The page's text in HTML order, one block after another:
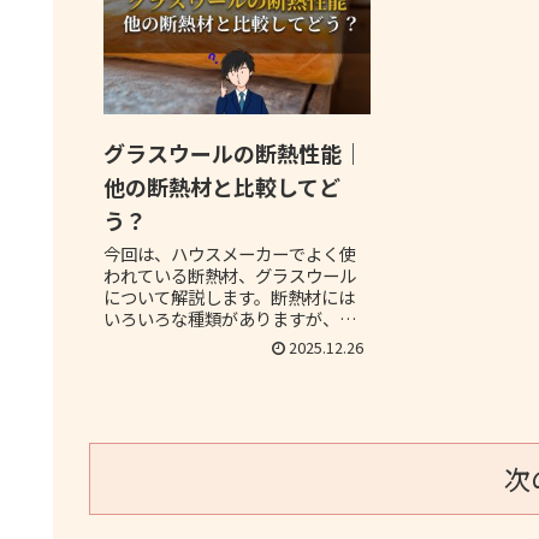
グラスウールの断熱性能｜
他の断熱材と比較してど
う？
今回は、ハウスメーカーでよく使
われている断熱材、グラスウール
について解説します。断熱材には
いろいろな種類がありますが、他
の断熱材と比較した時に断熱性能
はどうなのか、どういった特徴が
2025.12.26
次